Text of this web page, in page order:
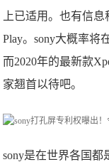
上已适用。也有信息
Play。sony大概率将
而2020年的最新款
家翘首以待吧。
sony是在世界各国